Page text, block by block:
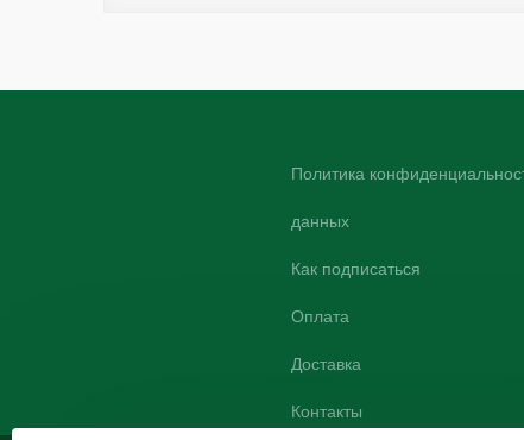
Политика
данных
Как подписаться
Оплата
Доставка
Контакты